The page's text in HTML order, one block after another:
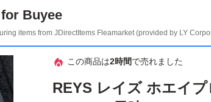
Buyee
items from JDirectItems Fleamarket (provided by LY
この商品は2時間で売れました
REYS レイズ ホエイ